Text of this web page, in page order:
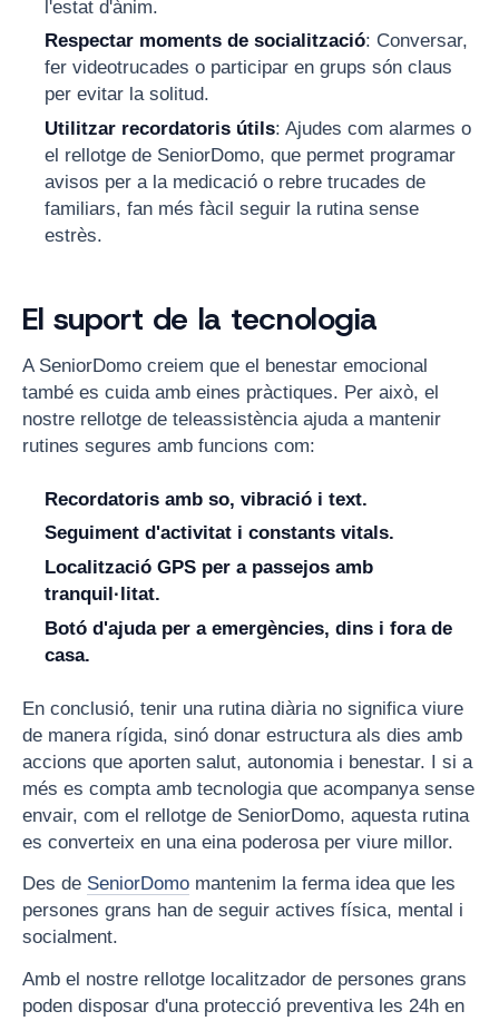
l'estat d'ànim.
Respectar moments de socialització: Conversar,
fer videotrucades o participar en grups són claus
per evitar la solitud.
Utilitzar recordatoris útils: Ajudes com alarmes o
el rellotge de SeniorDomo, que permet programar
avisos per a la medicació o rebre trucades de
familiars, fan més fàcil seguir la rutina sense
estrès.
El suport de la tecnologia
A SeniorDomo creiem que el benestar emocional
també es cuida amb eines pràctiques. Per això, el
nostre rellotge de teleassistència ajuda a mantenir
rutines segures amb funcions com:
Recordatoris amb so, vibració i text.
Seguiment d'activitat i constants vitals.
Localització GPS per a passejos amb
tranquil·litat.
Botó d'ajuda per a emergències, dins i fora de
casa.
En conclusió, tenir una rutina diària no significa viure
de manera rígida, sinó donar estructura als dies amb
accions que aporten salut, autonomia i benestar. I si a
més es compta amb tecnologia que acompanya sense
envair, com el rellotge de SeniorDomo, aquesta rutina
es converteix en una eina poderosa per viure millor.
Des de SeniorDomo mantenim la ferma idea que les
persones grans han de seguir actives física, mental i
socialment.
Amb el nostre rellotge localitzador de persones grans
poden disposar d'una protecció preventiva les 24h en